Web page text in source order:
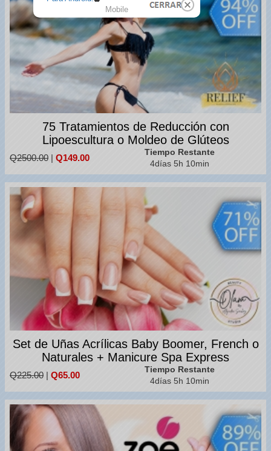
75 Tratamientos de Reducción con
Lipoescultura o Moldeo de Glúteos
Q2500.00 | Q149.00
Tiempo Restante
4días 5h 10min
Set de Uñas Acrílicas Baby Boomer, French o
Naturales + Manicure Spa Express
Q225.00 | Q65.00
Tiempo Restante
4días 5h 10min
Mobile